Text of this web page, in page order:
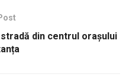
din centrul orașului